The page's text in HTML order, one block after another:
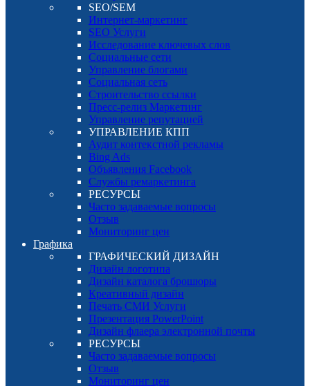
SEO/SEM
Интернет-маркетинг
SEO Услуги
Исследование ключевых слов
Социальные сети
Управление блогами
Социальная сеть
Строительство ссылки
Пресс-релиз Маркетинг
Управление репутацией
УПРАВЛЕНИЕ КПП
Аудит контекстной рекламы
Bing Ads
Объявления Facebook
Службы ремаркетинга
РЕСУРСЫ
Часто задаваемые вопросы
Отзыв
Мониторинг цен
Графика
ГРАФИЧЕСКИЙ ДИЗАЙН
Дизайн логотипа
Дизайн каталога брошюры
Креативный дизайн
Печать СМИ Услуги
Презентация PowerPoint
Дизайн флаера электронной почты
РЕСУРСЫ
Часто задаваемые вопросы
Отзыв
Мониторинг цен